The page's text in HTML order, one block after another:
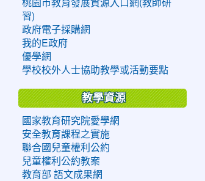
桃園市教育發展資源入口網(教師研
習)
政府電子採購網
我的E政府
優學網
學校校外人士協助教學或活動要點
教學資源
國家教育研究院愛學網
安全教育課程之實施
聯合國兒童權利公約
兒童權利公約教案
教育部 語文成果網